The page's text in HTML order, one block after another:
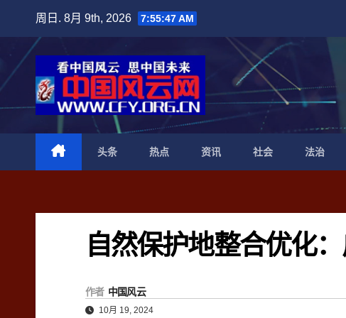
容
周日. 8月 9th, 2026 7:55:48 AM
头条 热点 资讯 社会 法治
自然保护地整合优化
作者 中国风云
10月 19, 2024